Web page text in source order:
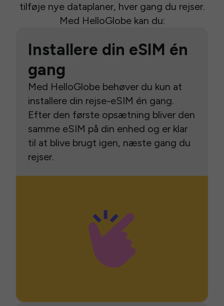
tilføje nye dataplaner, hver gang du rejser.
Med HelloGlobe kan du:
Installere din eSIM én
gang
Med HelloGlobe behøver du kun at
installere din rejse-eSIM én gang.
Efter den første opsætning bliver den
samme eSIM på din enhed og er klar
til at blive brugt igen, næste gang du
rejser.